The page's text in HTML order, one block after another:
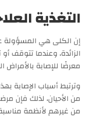
التغذية
إن الكلى هي المسؤولة
الزائدة، وعندما تتوقف
معرضًا للإصابة بالأمراض
وترتبط أسباب الإصابة
من الأحيان، لذلك فإن
من غيرهم لأنظمة